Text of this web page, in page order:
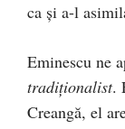
ca şi a-l
Eminescu ne
tradiţionalist.
Creangă, el